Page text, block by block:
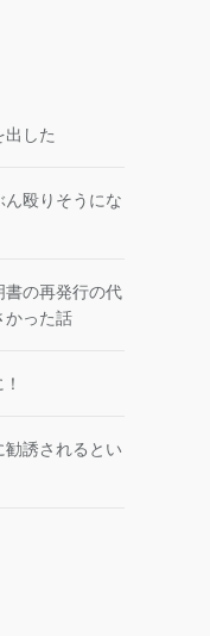
出した
殴りそうにな
書の再発行の代
かった話
誘されるとい